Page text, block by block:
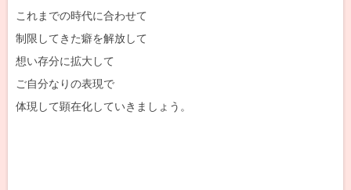
これまでの時代に合わせて
制限してきた癖を解放して
想い存分に拡大して
ご自分なりの表現で
体現して顕在化していきましょう。